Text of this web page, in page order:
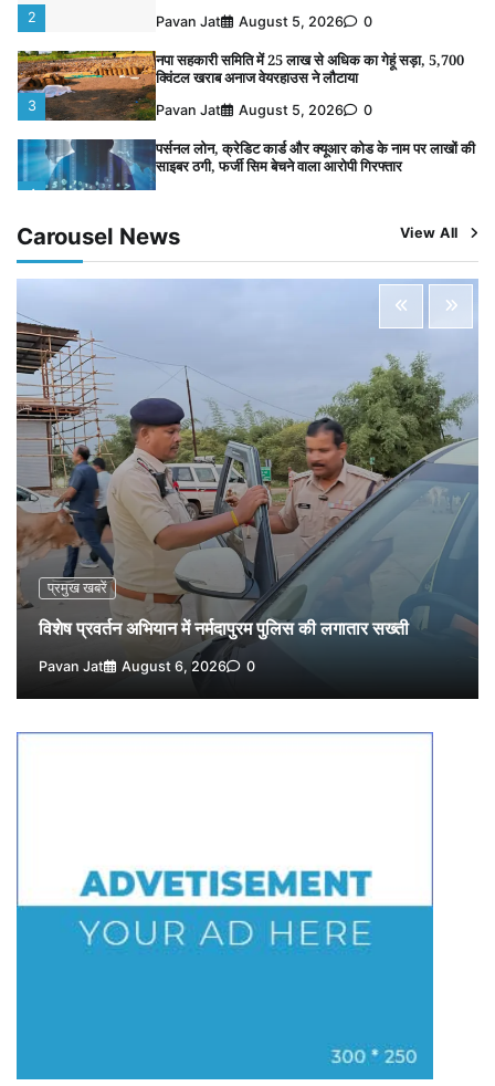
2 Pavan Jat August 5, 2026 0
3
नपा सहकारी समिति में 25 लाख से अधिक का गेहूं सड़ा, 5,700
क्विंटल खराब अनाज वेयरहाउस ने लौटाया
Pavan Jat August 5, 2026 0
4
पर्सनल लोन, क्रेडिट कार्ड और क्यूआर कोड के नाम पर लाखों की
साइबर ठगी, फर्जी सिम बेचने वाला आरोपी गिरफ्तार
5
विशेष प्रवर्तन अभियान में नर्मदापुरम पुलिस की सख्त कार्रवाई
1
विशेष प्रवर्तन अभियान में नर्मदापुरम पुलिस की लगातार सख्ती
2
वेयरहाउस कॉरपोरेशन के जिला प्रबंधक पर केस दर्ज, फरार;
क्लर्क को मिली कमान, ‘चाबी के खेल’ पर फिर उठे सवाल
Pavan Jat August 5, 2026 0
3
नपा सहकारी समिति में 25 लाख से अधिक का गेहूं सड़ा, 5,700
क्विंटल खराब अनाज वेयरहाउस ने लौटाया
Pavan Jat August 5, 2026 0
4
पर्सनल लोन, क्रेडिट कार्ड और क्यूआर कोड के नाम पर लाखों की
साइबर ठगी, फर्जी सिम बेचने वाला आरोपी गिरफ्तार
Pavan Jat August 5, 2026
विशेष प्रवर्तन अभियान में नर्मदापुरम पुलिस की सख्त कार्रवाई
Pavan Jat August 5, 2026
Carousel News View All
प्रमुख खबरें
विशेष प्रवर्तन अभियान में नर्मदापुरम पुलिस की लगातार सख्ती
Pavan Jat August 6, 2026 0